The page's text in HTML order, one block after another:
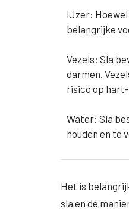
IJzer: Hoewel
belangrijke
Vezels: Sla
darmen.
risico op
Water: Sla
houden en te
Het is
sla en de